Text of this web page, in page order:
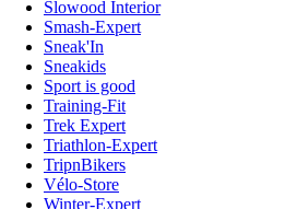
Slowood Interior
Smash-Expert
Sneak'In
Sneakids
Sport is good
Training-Fit
Trek Expert
Triathlon-Expert
TripnBikers
Vélo-Store
Winter-Expert